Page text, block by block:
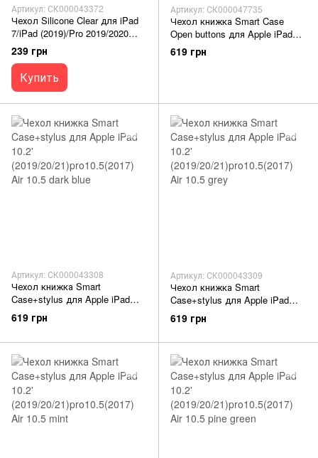
Артикул: СК000043372
Чехол Silicone Clear для iPad
7/iPad (2019)/Pro 2019/2020
(10.2-10.5)
239 грн
Купить
Артикул: СК000047735
Чехол книжка Smart Case
Open buttons для Apple iPad
10.2' 2019/2020 black
619 грн
Артикул: СК000043308
Чехол книжка Smart
Case+stylus для Apple iPad
10.2' (2019/20/21)pro10.5(2017)
Air 10.5 dark blue
619 грн
Артикул: СК000043309
Чехол книжка Smart
Case+stylus для Apple iPad
10.2' (2019/20/21)pro10.5(2017)
Air 10.5 grey
619 грн